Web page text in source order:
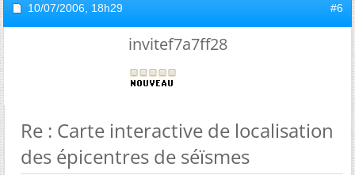
10/07/2006, 18h29 #6
invitef7a7ff28
Re : Carte interactive de localisation
des épicentres de séïsmes